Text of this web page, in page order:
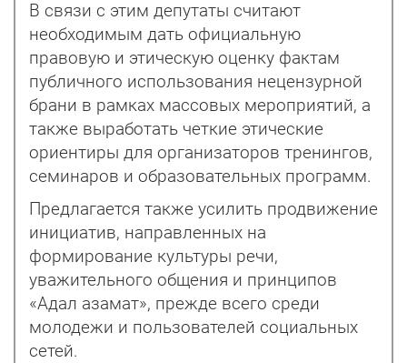
В связи с этим депутаты считают
необходимым дать официальную
правовую и этическую оценку фактам
публичного использования нецензурной
брани в рамках массовых мероприятий, а
также выработать четкие этические
ориентиры для организаторов тренингов,
семинаров и образовательных программ.
Предлагается также усилить продвижение
инициатив, направленных на
формирование культуры речи,
уважительного общения и принципов
«Адал азамат», прежде всего среди
молодежи и пользователей социальных
сетей.